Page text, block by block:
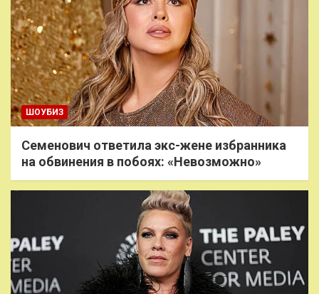
ШОУБИЗ
Семенович ответила экс-жене избранника
на обвинения в побоях: «Невозможно»